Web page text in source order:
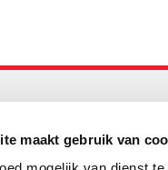
maakt gebruik van